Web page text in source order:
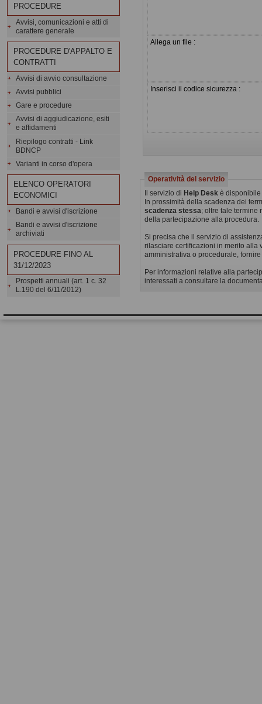
Allega un file :
Inserisci il codice sicurezza :
Operatività del servizio
Il servizio di Help Desk è
In prossimità della scadenza dei
scadenza stessa; oltre tale termine
della partecipazione alla procedura.
Si precisa che il servizio di
rilasciare certificazioni in merito alla
amministrativa o procedurale,
Per informazioni relative alla
interessati a consultare la
PROCEDURE
Avvisi, comunicazioni e atti di
carattere generale
PROCEDURE D'APPALTO E
CONTRATTI
Avvisi di avvio consultazione
Avvisi pubblici
Gare e procedure
Avvisi di aggiudicazione, esiti
e affidamenti
Riepilogo contratti - Link
BDNCP
Varianti in corso d'opera
ELENCO OPERATORI
ECONOMICI
Bandi e avvisi d'iscrizione
Bandi e avvisi d'iscrizione
archiviati
PROCEDURE FINO AL
31/12/2023
Prospetti annuali (art. 1 c. 32
L.190 del 6/11/2012)